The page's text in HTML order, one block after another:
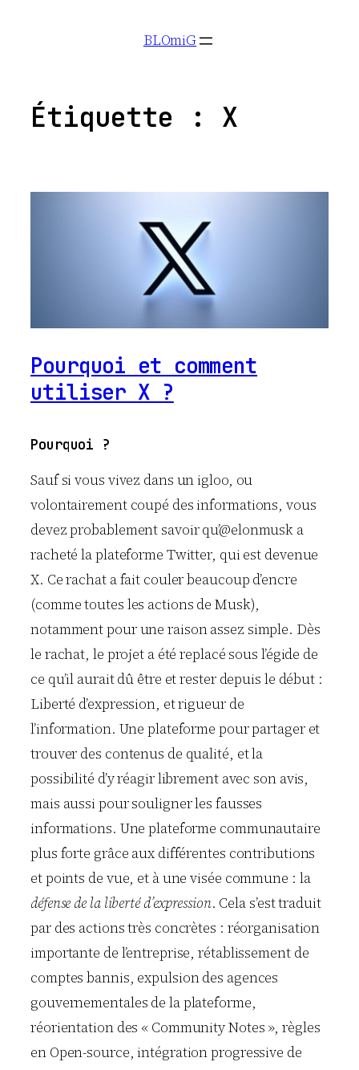
BLOmiG
Étiquette : X
Pourquoi et comment
utiliser X ?
Pourquoi ?
Sauf si vous vivez dans un igloo, ou
volontairement coupé des informations, vous
devez probablement savoir qu’@elonmusk a
racheté la plateforme Twitter, qui est devenue
X. Ce rachat a fait couler beaucoup d’encre
(comme toutes les actions de Musk),
notamment pour une raison assez simple. Dès
le rachat, le projet a été replacé sous l’égide de
ce qu’il aurait dû être et rester depuis le début :
Liberté d’expression, et rigueur de
l’information. Une plateforme pour partager et
trouver des contenus de qualité, et la
possibilité d’y réagir librement avec son avis,
mais aussi pour souligner les fausses
informations. Une plateforme communautaire
plus forte grâce aux différentes contributions
et points de vue, et à une visée commune : la
défense de la liberté d’expression. Cela s’est traduit
par des actions très concrètes : réorganisation
importante de l’entreprise, rétablissement de
comptes bannis, expulsion des agences
gouvernementales de la plateforme,
réorientation des « Community Notes », règles
en Open-source, intégration progressive de